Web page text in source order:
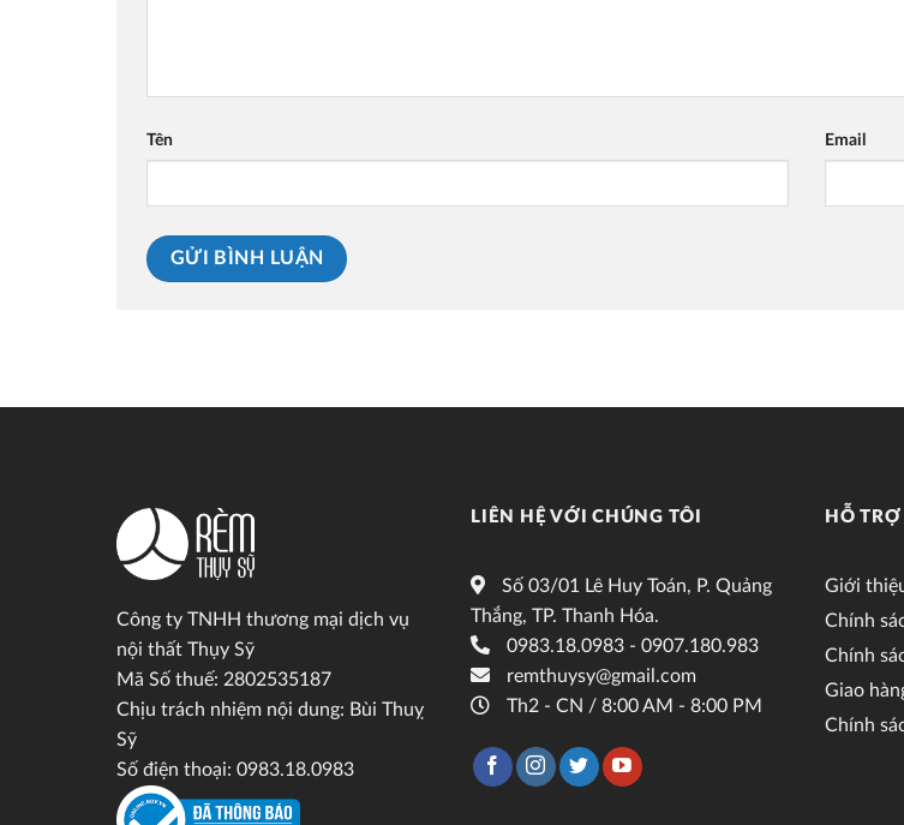
Tên Email
Công ty TNHH thương mại dịch vụ
nội thất Thụy Sỹ
Mã Số thuế: 2802535187
Chịu trách nhiệm nội dung: Bùi Thuỵ
Sỹ
Số điện thoại: 0983.18.0983
LIÊN HỆ VỚI CHÚNG TÔI
Số 03/01 Lê Huy Toán, P. Quảng
Thắng, TP. Thanh Hóa.
0983.18.0983 - 0907.180.983
remthuysy@gmail.com
Th2 - CN / 8:00 AM - 8:00 PM
HỖ
Giới
Chính
Chính
Giao
Chính